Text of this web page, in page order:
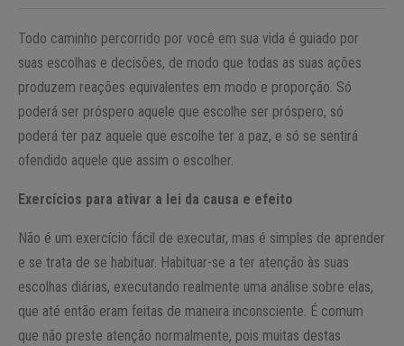
Todo caminho percorrido por você em sua vida é guiado por
suas escolhas e decisões, de modo que todas as suas ações
produzem reações equivalentes em modo e proporção. Só
poderá ser próspero aquele que escolhe ser próspero, só
poderá ter paz aquele que escolhe ter a paz, e só se sentirá
ofendido aquele que assim o escolher.
Exercícios para ativar a lei da causa e efeito
Não é um exercício fácil de executar, mas é simples de aprender
e se trata de se habituar. Habituar-se a ter atenção às suas
escolhas diárias, executando realmente uma análise sobre elas,
que até então eram feitas de maneira inconsciente. É comum
que não preste atenção normalmente, pois muitas destas